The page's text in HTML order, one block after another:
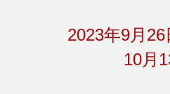
2023年9月26
10月